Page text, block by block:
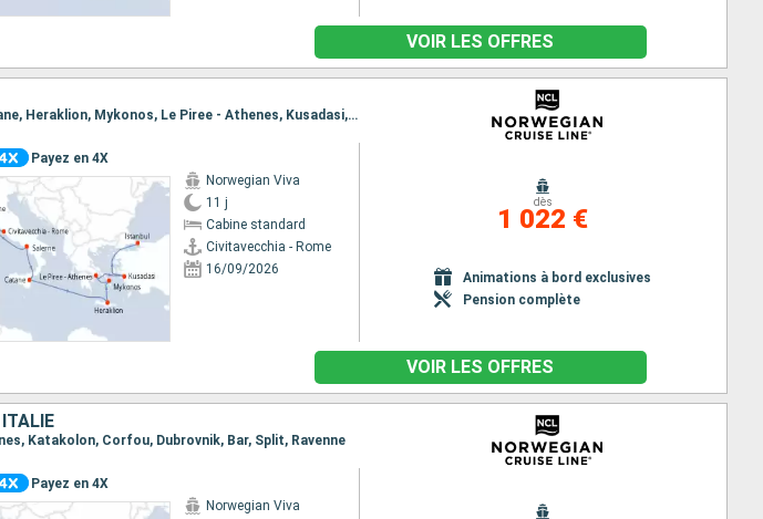
VOIR LES OFFRES
Itinéraire : Civitavecchia - Rome, Livourne, Salerne, Catane, Heraklion, Mykonos, Le Piree - Athenes, Kusadasi, Istanbul
Payez en 4X
Norwegian Viva
11 j
Cabine standard
Civitavecchia - Rome
16/09/2026
dès
1 022 €
Animations à bord exclusives
Pension complète
VOIR LES OFFRES
Katakolon, Corfou, Dubrovnik, Bar, Split, Ravenne
Payez en 4X
Norwegian Viva